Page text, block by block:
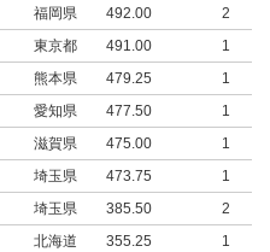
福岡県 492.00
2
東京都 491.00
1
熊本県 479.25
1
愛知県 477.50
1
滋賀県 475.00
1
埼玉県 473.75
1
埼玉県 385.50
2
北海道 355.25
1